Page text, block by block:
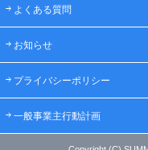
よくある質問
お知らせ
プライバシーポリシー
一般事業主行動計画